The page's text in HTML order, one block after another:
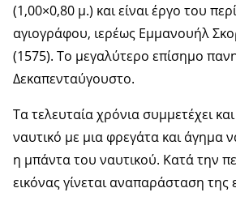
(1,00×0,80 μ.) και είναι έργο του
αγιογράφου, ιερέως Εμμανουήλ
(1575). Το μεγαλύτερο επίσημο
Δεκαπενταύγουστο.
Τα τελευταία χρόνια συμμετέχει
ναυτικό με μια φρεγάτα και άγημα
η μπάντα του ναυτικού. Κατά την
εικόνας γίνεται αναπαράσταση της